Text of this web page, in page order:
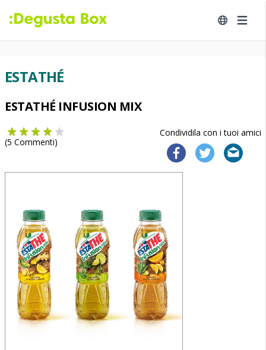
ESTATHÉ
ESTATHÉ INFUSION MIX
Condividila con i tuoi amici
(5 Commenti)